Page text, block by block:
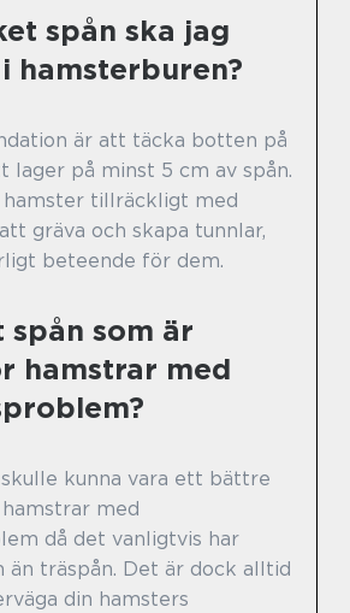
spån ska jag
hamsterburen?
är att täcka botten på
lager på minst 5 cm av spån.
hamster tillräckligt med
gräva och skapa tunnlar,
beteende för dem.
spån som är
hamstrar med
skulle kunna vara ett bättre
med
då det vanligtvis har
än träspån. Det är dock alltid
din hamsters